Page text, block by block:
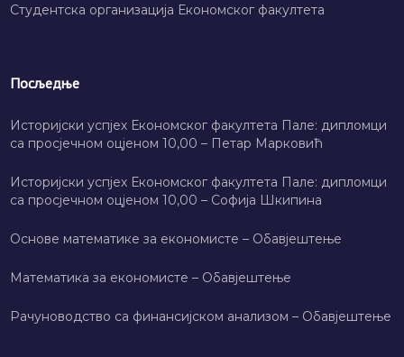
Студентска организација Економског факултета
Посљедње
Историјски успјех Економског факултета Пале: дипломци
са просјечном оцјеном 10,00 – Петар Марковић
Историјски успјех Економског факултета Пале: дипломци
са просјечном оцјеном 10,00 – Софија Шкипина
Основе математике за економисте – Обавјештење
Математика за економисте – Обавјештење
Рачуноводство са финансијском анализом – Обавјештење